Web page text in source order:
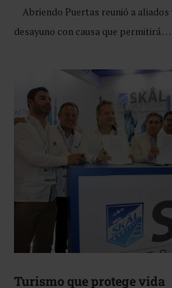
Abriendo Puertas reunió a aliados
desayuno con causa que permitirá …
Turismo que protege vida